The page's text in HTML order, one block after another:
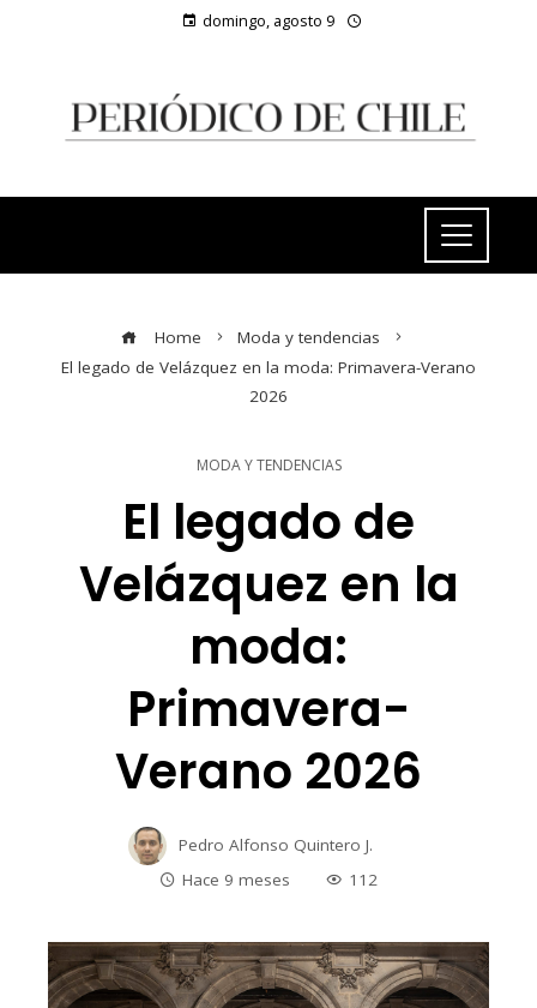
domingo, agosto 9
Home
Moda y tendencias
El legado de Velázquez en la moda: Primavera-Verano
2026
MODA Y TENDENCIAS
El legado de
Velázquez en la
moda:
Primavera-
Verano 2026
Pedro Alfonso Quintero J.
Hace 9 meses
112